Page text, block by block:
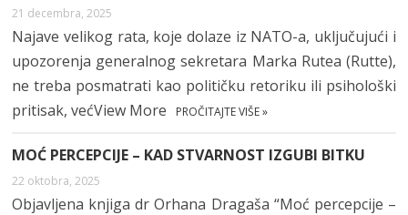
21 decembra, 2025
Najave velikog rata, koje dolaze iz NATO-a, uključujući i
upozorenja generalnog sekretara Marka Rutea (Rutte),
ne treba posmatrati kao političku retoriku ili psihološki
pritisak, većView More
PROČITAJTE VIŠE »
MOĆ PERCEPCIJE – KAD STVARNOST IZGUBI BITKU
22 oktobra, 2025
Objavljena knjiga dr Orhana Dragaša “Moć percepcije –